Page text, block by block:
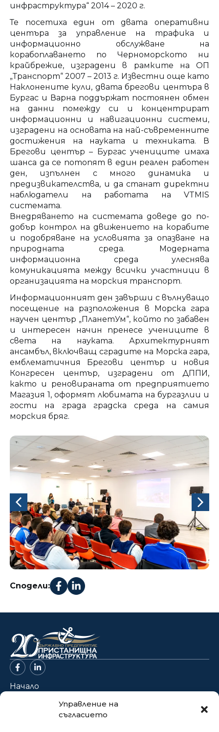
Управление на
съгласието
инфраструктура“ 2014 – 2020 г.
Те посетиха един от двата оперативни
центъра за управление на трафика и
информационно обслужване на
корабоплаването по Черноморското ни
крайбрежие, изградени в рамките на ОП
„Транспорт“ 2007 – 2013 г. Известни още като
Наклонените кули, двата брегови центъра в
Бургас и Варна поддържат постоянен обмен
на данни помежду си и концентрират
информационни и навигационни системи,
изградени на основата на най-съвременните
достижения на науката и техниката. В
Брегови център – Бургас учениците имаха
шанса да се потопят в един реален работен
ден, изпълнен с много динамика и
предизвикателства, и да станат директни
наблюдатели на работата на VTMIS
системата.
Внедряването на системата доведе до по-
добър контрол на движението на корабите
и подобряване на условията за опазване на
природната среда. Модерната
информационна среда улеснява
комуникацията между всички участници в
организацията на морския транспорт.
Информационният ден завърши с вълнуващо
посещение на разположения в Морска гара
научен център „ПланетУм“, който по забавен
и интересен начин пренесе учениците в
света на науката. Архитектурният
ансамбъл, включващ сградите на Морска гара,
емблематичния Брегови център и новия
Конгресен център, изградени от ДППИ,
както и реновираната от предприятието
Магазия 1, оформят любимата на бургазлии и
гости на града градска среда на самия
морския бряг.
Сподели:
Начало